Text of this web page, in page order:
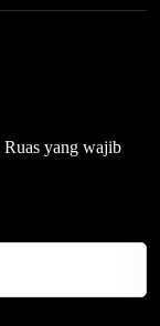
Ruas yang wajib